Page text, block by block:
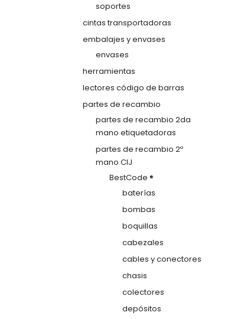
soportes
cintas transportadoras
embalajes y envases
envases
herramientas
lectores código de barras
partes de recambio
partes de recambio 2da
mano etiquetadoras
partes de recambio 2º
mano CIJ
BestCode ®
baterías
bombas
boquillas
cabezales
cables y conectores
chasis
colectores
depósitos